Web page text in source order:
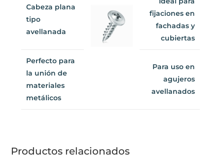
Cabeza plana
tipo
avellanada
Ideal para
fijaciones en
fachadas y
cubiertas
Perfecto para
la unión de
materiales
metálicos
Para uso en
agujeros
avellanados
Productos relacionados